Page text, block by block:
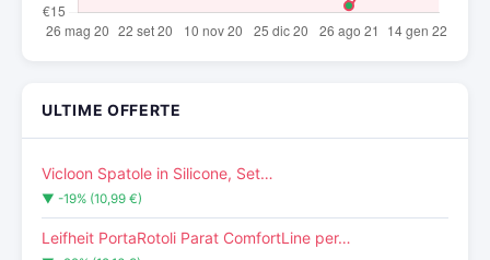
ULTIME OFFERTE
Vicloon Spatole in Silicone, Set…
▼ -19% (10,99 €)
Leifheit PortaRotoli Parat ComfortLine per…